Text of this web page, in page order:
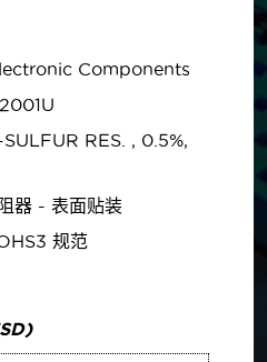
Components
RES. , 0.5%,
器 - 表面贴装
规范